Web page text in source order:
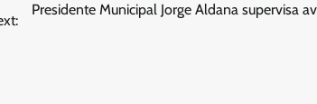
Presidente Municipal Jorge Aldana supervisa